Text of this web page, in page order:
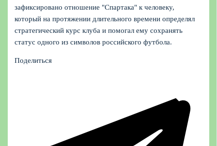
зафиксировано отношение "Спартака" к человеку,
который на протяжении длительного времени определял
стратегический курс клуба и помогал ему сохранять
статус одного из символов российского футбола.
Поделиться